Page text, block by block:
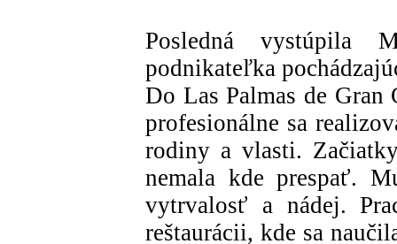
Posledná vystúpila
podnikateľka
Do Las Palmas de
profesionálne sa
rodiny a vlasti.
nemala kde prespať.
vytrvalosť a nádej.
reštaurácii, kde sa